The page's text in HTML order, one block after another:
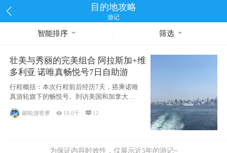
目的地攻略
游记
智能排序 筛选
壮美与秀丽的完美组合 阿拉斯加+维
多利亚 诺唯真畅悦号7日自助游
行程概括：本次行程前后经历7天，搭乘诺唯
真游轮旗下的畅悦号。到访美国和加拿大的4
个州/省：美国华盛顿州
邮轮游世界  10.0千  12
为保证内容时效性，仅展示近5年的游记~